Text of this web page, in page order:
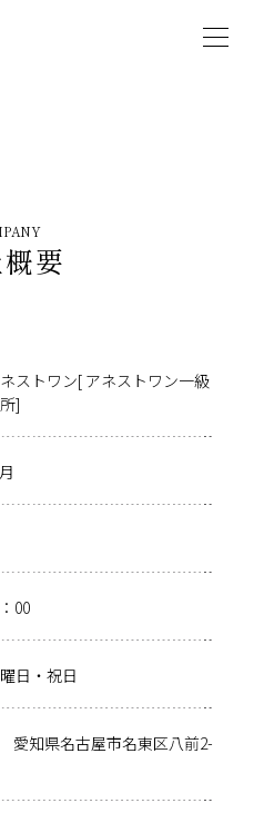
要
ストワン[ アネストワン一級
]
00
日・祝日
愛知県名古屋市名東区八前2-